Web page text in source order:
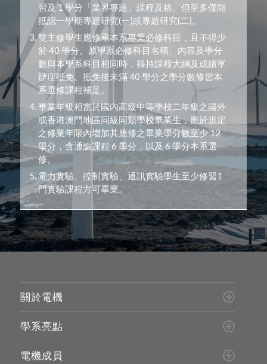
習及 1 學分「業界專題」課程及格。但至多僅能
抵認一學期專題研究(一)或專題研究(二)。
雙主修學生應修畢本系專業必修科目，且不得少
於 40 學分。原學系必修科目名稱、內容及學分
數與本學系科目相同時，得持課程大綱及成績單
辦理抵免。抵免後未滿 40 學分之學分數修習本
系選修課程補足。
畢業年級相當於國內高級中等學校二年級之國外
或香港澳門地區同級同類學校畢業生，應於規定
之修業年限內增加其應修之畢業學分數至少 12
學分，含通識課程 6 學分，以及 6 學分本系選
修。
電力實驗、控制實驗、通訊實驗學生至少修習1
門實驗課程方可畢業。
關於電機
學系亮點
電機成員